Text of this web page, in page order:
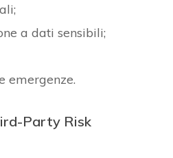
a dati sensibili;
emergenze.
Party Risk